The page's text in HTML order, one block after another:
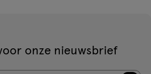
onze nieuwsbrief